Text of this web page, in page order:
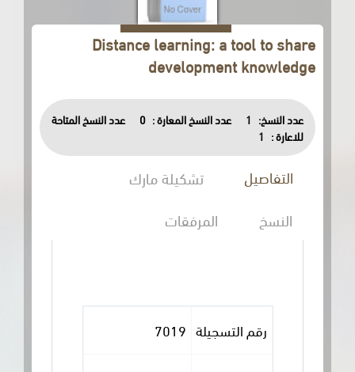
Distance learning: a tool to share
development knowledge
عدد النسخ: 1 عدد النسخ المعارة : 0
عدد النسخ المتاحة
للاعارة :
1
التفاصيل
تشكيلة مارك
المرفقات
رقم التسجيلة 7019